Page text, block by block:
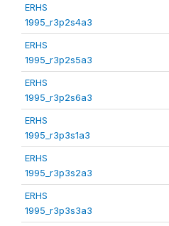
ERHS
1995_r3p2s4a3
ERHS
1995_r3p2s5a3
ERHS
1995_r3p2s6a3
ERHS
1995_r3p3s1a3
ERHS
1995_r3p3s2a3
ERHS
1995_r3p3s3a3